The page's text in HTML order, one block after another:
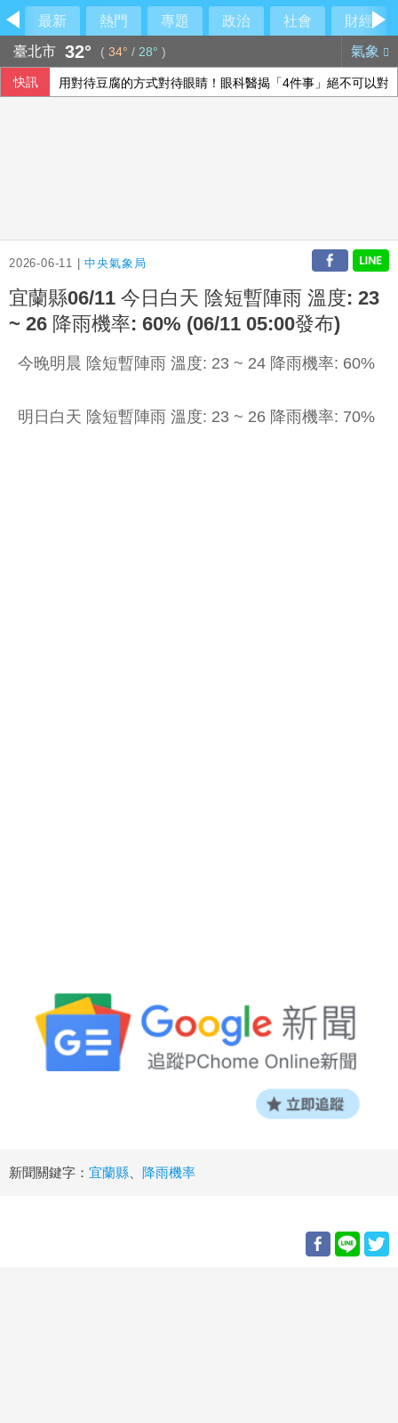
最新 熱門 專題 政治 社會
財經
臺北市 32° ( 34° / 28° ) 氣象
快訊 用對待豆腐的方式對待眼睛！眼科醫揭「4件事」絕不可以對
2026-06-11 |中央氣象局
宜蘭縣06/11 今日白天 陰短暫陣雨 溫度: 23
~ 26 降雨機率: 60% (06/11 05:00發布)
今晚明晨 陰短暫陣雨 溫度: 23 ~ 24 降雨機率: 60%
明日白天 陰短暫陣雨 溫度: 23 ~ 26 降雨機率: 70%
新聞關鍵字： 宜蘭縣 降雨機率